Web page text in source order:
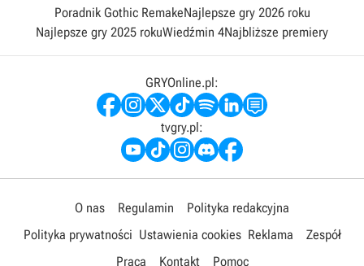
Poradnik Gothic RemakeNajlepsze gry 2026 roku
Najlepsze gry 2025 rokuWiedźmin 4Najbliższe premiery
GRYOnline.pl:
tvgry.pl:
O nas Regulamin
Polityka redakcyjna
Polityka prywatności Ustawienia cookies Reklama
Zespół
Praca
Kontakt Pomoc